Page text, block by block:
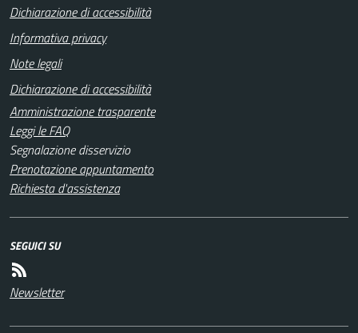
Dichiarazione di accessibilità
Informativa privacy
Note legali
Dichiarazione di accessibilità
Amministrazione trasparente
Leggi le FAQ
Segnalazione disservizio
Prenotazione appuntamento
Richiesta d'assistenza
SEGUICI SU
Newsletter